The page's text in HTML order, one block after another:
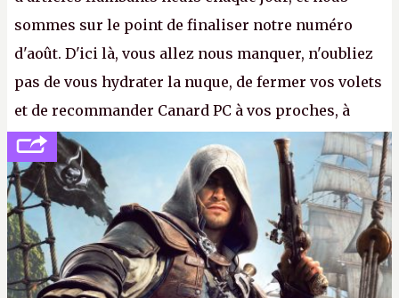
sommes sur le point de finaliser notre numéro
d'août. D'ici là, vous allez nous manquer, n'oubliez
pas de vous hydrater la nuque, de fermer vos volets
et de recommander Canard PC à vos proches, à
votre famille et aux inconnus que vous croisez
dans la rue. Bon été à tous ! –ER.